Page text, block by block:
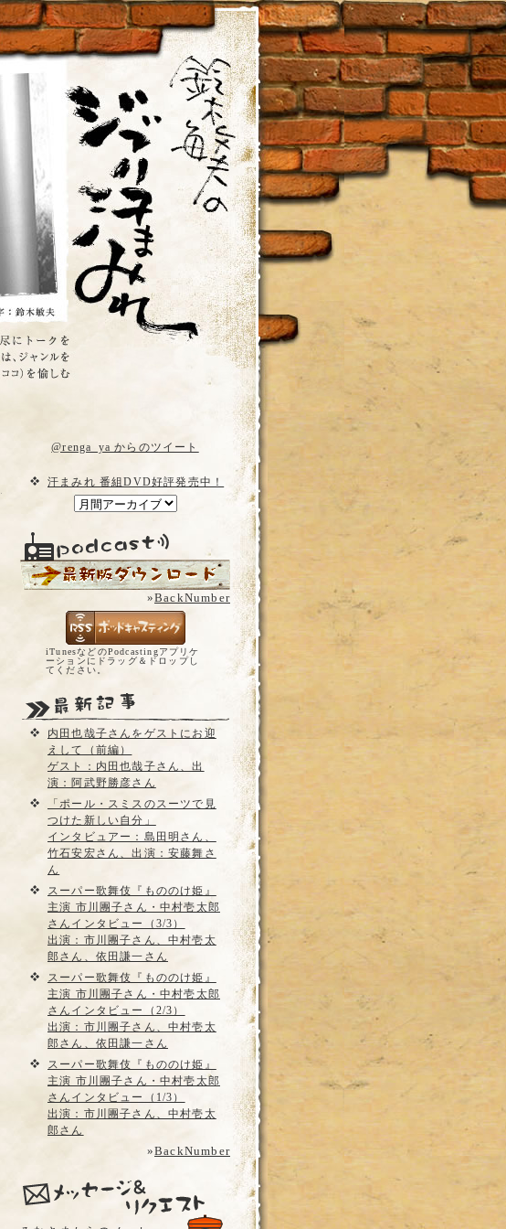
@renga_ya からのツイート
汗まみれ 番組DVD好評発売中！
»BackNumber
iTunesなどのPodcastingアプリケ
ーションにドラッグ＆ドロップし
てください。
内田也哉子さんをゲストにお迎
えして（前編）
ゲスト：内田也哉子さん、出
演：阿武野勝彦さん
「ポール・スミスのスーツで見
つけた新しい自分」
インタビュアー：島田明さん、
竹石安宏さん、出演：安藤舞さ
ん
スーパー歌舞伎『もののけ姫』
主演 市川團子さん・中村壱太郎
さんインタビュー（3/3）
出演：市川團子さん、中村壱太
郎さん、依田謙一さん
スーパー歌舞伎『もののけ姫』
主演 市川團子さん・中村壱太郎
さんインタビュー（2/3）
出演：市川團子さん、中村壱太
郎さん、依田謙一さん
スーパー歌舞伎『もののけ姫』
主演 市川團子さん・中村壱太郎
さんインタビュー（1/3）
出演：市川團子さん、中村壱太
郎さん
»BackNumber